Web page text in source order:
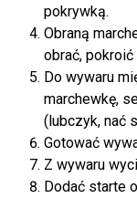
pokrywką.
Obraną
obrać,
Do wywaru
marchewkę,
(lubczyk, nać
Gotować
Z wywaru
Dodać starte